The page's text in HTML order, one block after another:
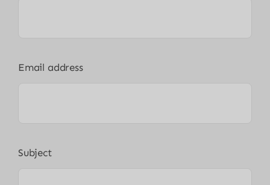
Email address
Subject